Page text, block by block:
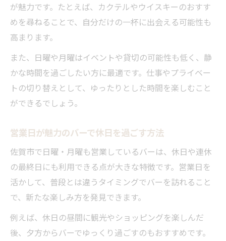
日曜営業のバーで自分時間を満喫する
初めてでも安心な日曜営業のバー体験
バー初心者が安心できる接客のポイント
日曜営業バーの落ち着いた雰囲気を体感
初めてのバー選びで気をつけたいこと
グループ利用におすすめのバーの魅力
月曜の夜におすすめしたい癒しのバー空間
バーで月曜夜をリフレッシュする方法
月曜営業のバーで味わう癒しの時間
仕事帰りに寄りたいバーの選び方
静かなバー空間がもたらす心地よさ
一人でも楽しめるバーの過ごし方
地元で味わう多彩なバー、営業日の選び方
が魅力です。たとえば、カクテルやウイスキーのおすす
めを尋ねることで、自分だけの一杯に出会える可能性も
高まります。
また、日曜や月曜はイベントや貸切の可能性も低く、静
かな時間を過ごしたい方に最適です。仕事やプライベー
トの切り替えとして、ゆったりとした時間を楽しむこと
ができるでしょう。
営業日が魅力のバーで休日を過ごす方法
佐賀市で日曜・月曜も営業しているバーは、休日や連休
の最終日にも利用できる点が大きな特徴です。営業日を
活かして、普段とは違うタイミングでバーを訪れること
で、新たな楽しみ方を発見できます。
例えば、休日の昼間に観光やショッピングを楽しんだ
後、夕方からバーでゆっくり過ごすのもおすすめです。